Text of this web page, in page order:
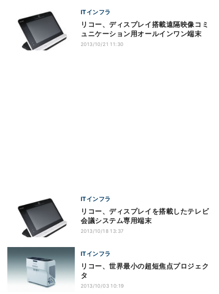
ITインフラ
リコー、ディスプレイ搭載遠隔映像コミ
ュニケーション用オールインワン端末
2013/10/21 11:30
ITインフラ
リコー、ディスプレイを搭載したテレビ
会議システム専用端末
2013/10/18 13:37
ITインフラ
リコー、世界最小の超短焦点プロジェク
タ
2013/10/03 10:19